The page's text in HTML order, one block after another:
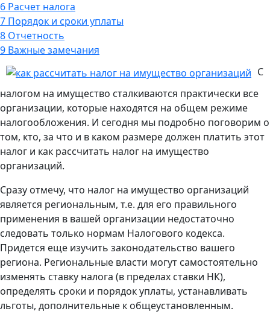
6 Расчет налога
7 Порядок и сроки уплаты
8 Отчетность
9 Важные замечания
С
налогом на имущество сталкиваются практически все
организации, которые находятся на общем режиме
налогообложения. И сегодня мы подробно поговорим о
том, кто, за что и в каком размере должен платить этот
налог и как рассчитать налог на имущество
организаций.
Сразу отмечу, что налог на имущество организаций
является региональным, т.е. для его правильного
применения в вашей организации недостаточно
следовать только нормам Налогового кодекса.
Придется еще изучить законодательство вашего
региона. Региональные власти могут самостоятельно
изменять ставку налога (в пределах ставки НК),
определять сроки и порядок уплаты, устанавливать
льготы, дополнительные к общеустановленным.